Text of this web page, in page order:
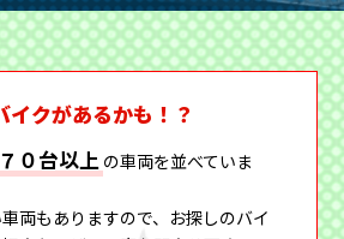
イクがあるかも！？
０台以上 の車両を並べていま
両もありますので、お探しのバイ